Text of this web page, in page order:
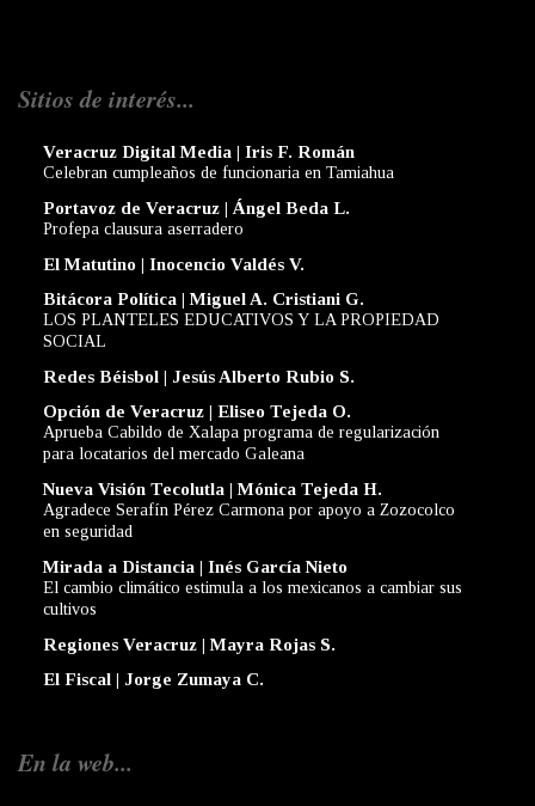
Sitios de interés...
Veracruz Digital Media | Iris F. Román
Celebran cumpleaños de funcionaria en Tamiahua
Portavoz de Veracruz | Ángel Beda L.
Profepa clausura aserradero
El Matutino | Inocencio Valdés V.
Bitácora Política | Miguel A. Cristiani G.
LOS PLANTELES EDUCATIVOS Y LA PROPIEDAD
SOCIAL
Redes Béisbol | Jesús Alberto Rubio S.
Opción de Veracruz | Eliseo Tejeda O.
Aprueba Cabildo de Xalapa programa de regularización
para locatarios del mercado Galeana
Nueva Visión Tecolutla | Mónica Tejeda H.
Agradece Serafín Pérez Carmona por apoyo a Zozocolco
en seguridad
Mirada a Distancia | Inés García Nieto
El cambio climático estimula a los mexicanos a cambiar sus
cultivos
Regiones Veracruz | Mayra Rojas S.
El Fiscal | Jorge Zumaya C.
En la web...